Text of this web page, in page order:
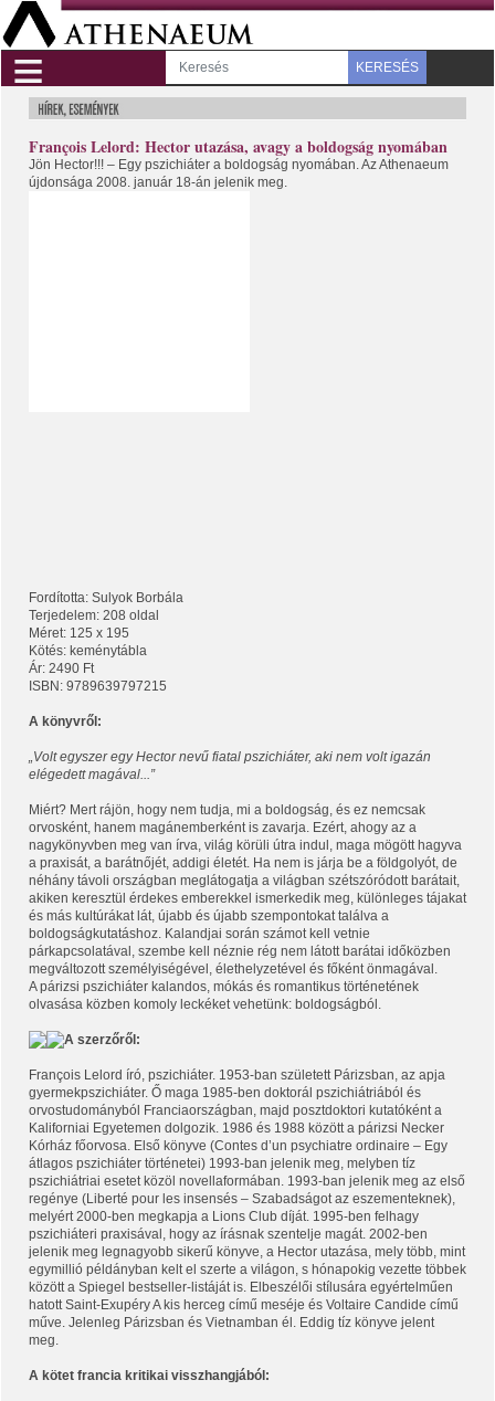
≡ KERESÉS
François Lelord: Hector utazása, avagy a boldogság nyomában
Jön Hector!!! – Egy pszichiáter a boldogság nyomában. Az Athenaeum
újdonsága 2008. január 18-án jelenik meg.
Fordította: Sulyok Borbála
Terjedelem: 208 oldal
Méret: 125 x 195
Kötés: keménytábla
Ár: 2490 Ft
ISBN: 9789639797215
A könyvről:
„Volt egyszer egy Hector nevű fiatal pszichiáter, aki nem volt igazán
elégedett magával...”
Miért? Mert rájön, hogy nem tudja, mi a boldogság, és ez nemcsak
orvosként, hanem magánemberként is zavarja. Ezért, ahogy az a
nagykönyvben meg van írva, világ körüli útra indul, maga mögött hagyva
a praxisát, a barátnőjét, addigi életét. Ha nem is járja be a földgolyót, de
néhány távoli országban meglátogatja a világban szétszóródott barátait,
akiken keresztül érdekes emberekkel ismerkedik meg, különleges tájakat
és más kultúrákat lát, újabb és újabb szempontokat találva a
boldogságkutatáshoz. Kalandjai során számot kell vetnie
párkapcsolatával, szembe kell néznie rég nem látott barátai időközben
megváltozott személyiségével, élethelyzetével és főként önmagával.
A párizsi pszichiáter kalandos, mókás és romantikus történetének
olvasása közben komoly leckéket vehetünk: boldogságból.
A szerzőről:
François Lelord író, pszichiáter. 1953-ban született Párizsban, az apja
gyermekpszichiáter. Ő maga 1985-ben doktorál pszichiátriából és
orvostudományból Franciaországban, majd posztdoktori kutatóként a
Kaliforniai Egyetemen dolgozik. 1986 és 1988 között a párizsi Necker
Kórház főorvosa. Első könyve (Contes d’un psychiatre ordinaire – Egy
átlagos pszichiáter történetei) 1993-ban jelenik meg, melyben tíz
pszichiátriai esetet közöl novellaformában. 1993-ban jelenik meg az első
regénye (Liberté pour les insensés – Szabadságot az eszementeknek),
melyért 2000-ben megkapja a Lions Club díját. 1995-ben felhagy
pszichiáteri praxisával, hogy az írásnak szentelje magát. 2002-ben
jelenik meg legnagyobb sikerű könyve, a Hector utazása, mely több, mint
egymillió példányban kelt el szerte a világon, s hónapokig vezette többek
között a Spiegel bestseller-listáját is. Elbeszélői stílusára egyértelműen
hatott Saint-Exupéry A kis herceg című meséje és Voltaire Candide című
műve. Jelenleg Párizsban és Vietnamban él. Eddig tíz könyve jelent
meg.
A kötet francia kritikai visszhangjából: